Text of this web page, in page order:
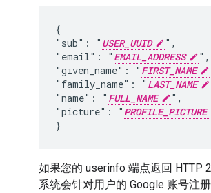
{
"sub": " USER_UUID
",
"email": " EMAIL_ADDRESS
",
"given_name": " FIRST_NAME
"family_name": " LAST_NAME
"name": " FULL_NAME
",
"picture": " PROFILE_PICTURE
}
如果您的 userinfo 端点返回 HTTP
系统会针对用户的 Google 账号注